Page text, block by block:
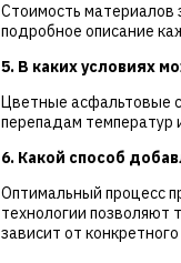
Стоимость материалов
подробное описание
5. В каких условиях
Цветные асфальтовые
перепадам температур
6. Какой способ
Оптимальный процесс
технологии позволяют
зависит от